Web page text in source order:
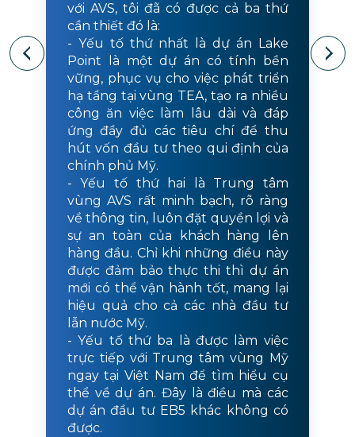
với AVS, tôi đã có được cả ba thứ
cần thiết đó là:
- Yếu tố thứ nhất là dự án Lake
Point là một dự án có tính bền
vững, phục vụ cho việc phát triển
hạ tầng tại vùng TEA, tạo ra nhiều
công ăn việc làm lâu dài và đáp
ứng đầy đủ các tiêu chí để thu
hút vốn đầu tư theo qui định của
chính phủ Mỹ.
- Yếu tố thứ hai là Trung tâm
vùng AVS rất minh bạch, rõ ràng
về thông tin, luôn đặt quyền lợi và
sự an toàn của khách hàng lên
hàng đầu. Chỉ khi những điều này
được đảm bảo thực thi thì dự án
mới có thể vận hành tốt, mang lại
hiệu quả cho cả các nhà đầu tư
lẫn nước Mỹ.
- Yếu tố thứ ba là được làm việc
trực tiếp với Trung tâm vùng Mỹ
ngay tại Việt Nam để tìm hiểu cụ
thể về dự án. Đây là điều mà các
dự án đầu tư EB5 khác không có
được.